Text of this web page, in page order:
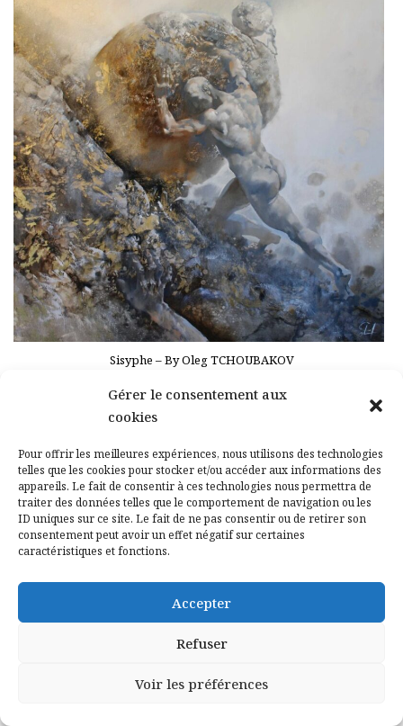
Gérer le consentement aux
cookies
Pour offrir les meilleures expériences, nous utilisons des technologies
telles que les cookies pour stocker et/ou accéder aux informations des
appareils. Le fait de consentir à ces technologies nous permettra de
traiter des données telles que le comportement de navigation ou les
ID uniques sur ce site. Le fait de ne pas consentir ou de retirer son
consentement peut avoir un effet négatif sur certaines
caractéristiques et fonctions.
Accepter
Refuser
Voir les préférences
Sisyphe – By Oleg TCHOUBAKOV
Le second général des cohortes de Sisyphe que
le destin ou le hasard me fit rencontrer se
nommait Montherlant. Je le vois comme un
gai seigneur désinvolte et distant, de la race
des réprouvés, en partie une espèce
d’aventurier à la manière de Malraux, dont
seul Maulnier pouvait tracer le portrait. Au
lendemain de la Seconde Guerre mondiale, il
appartenait à l’escouade baroque des
samouraïs paradoxaux, résolus à ne
possibilités qu’elle offrait à la satisfaction de